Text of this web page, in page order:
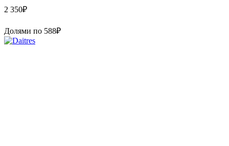
2 350₽
Долями по 588₽